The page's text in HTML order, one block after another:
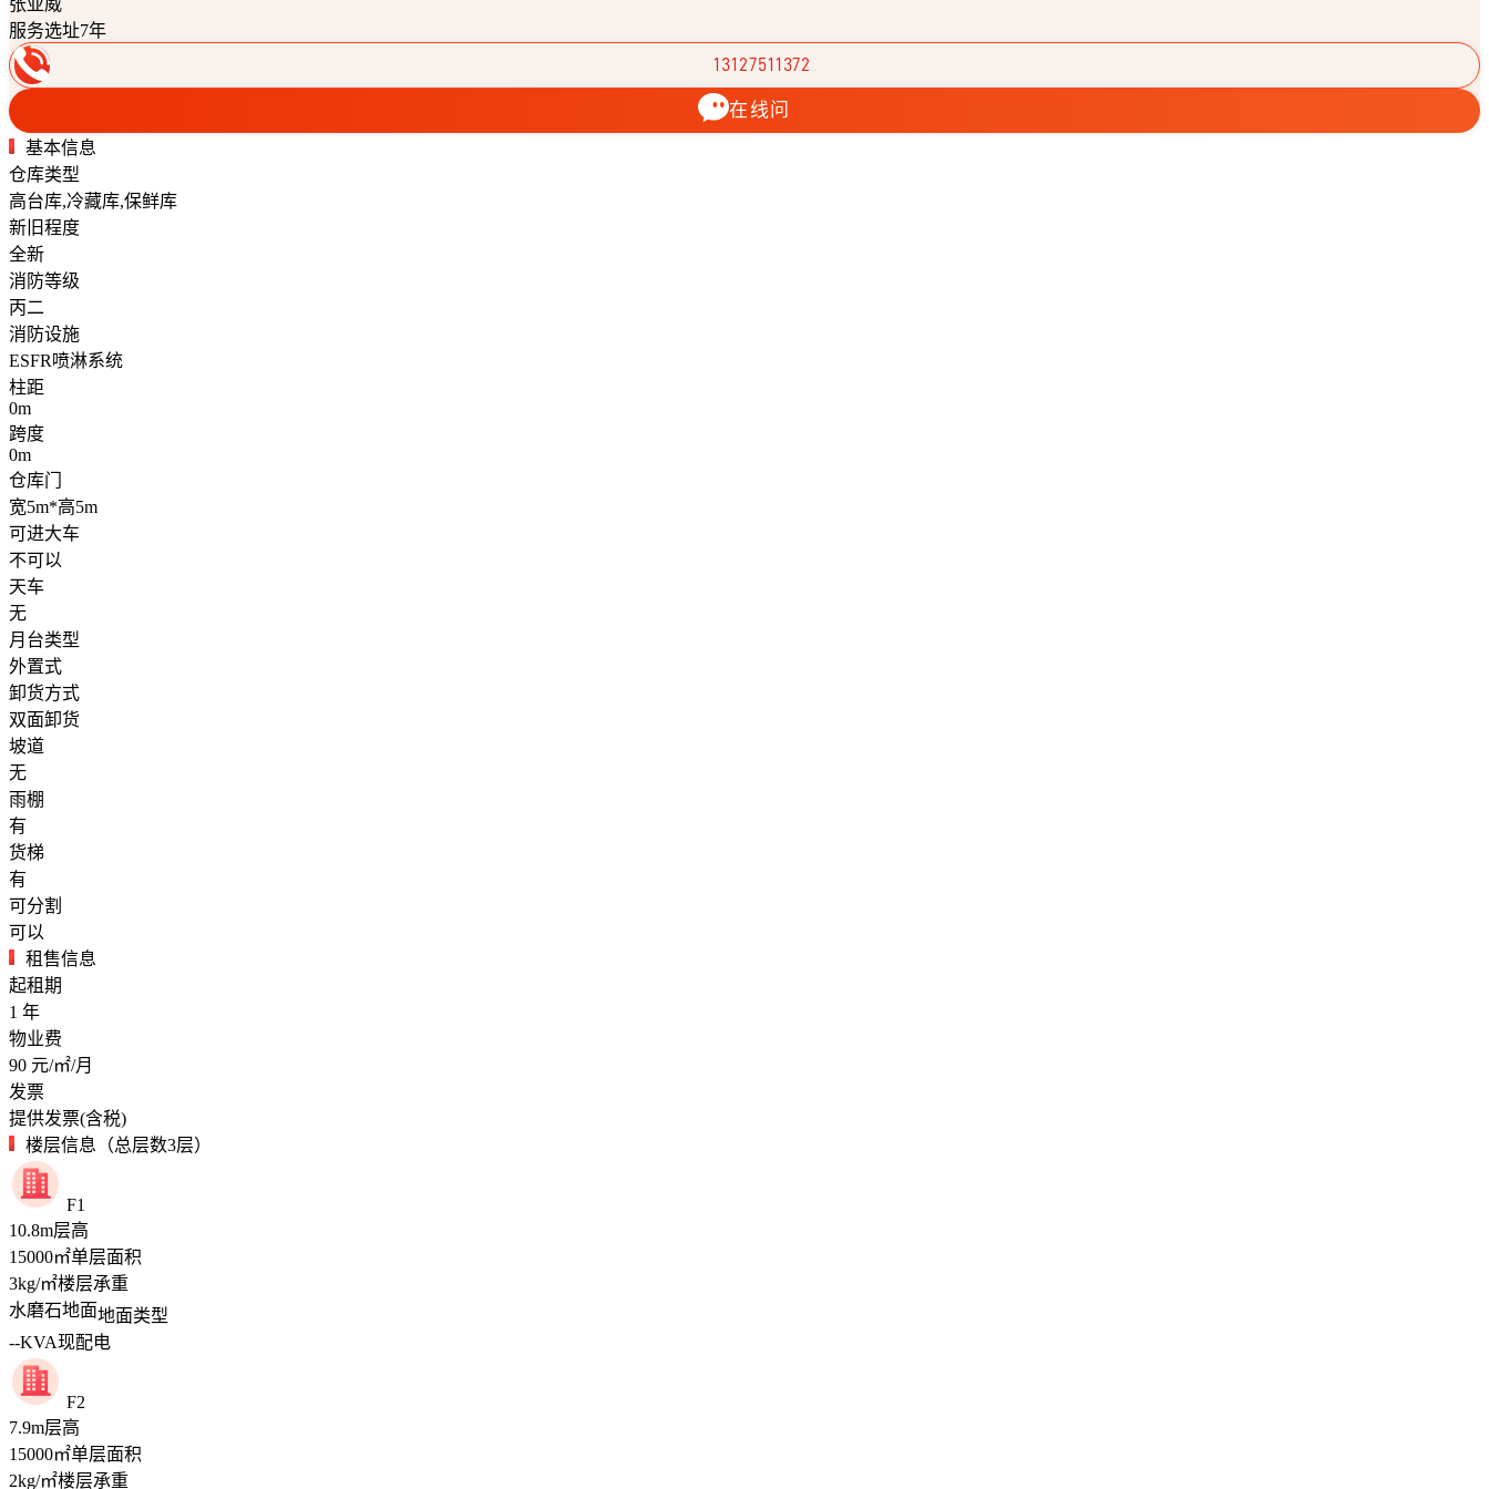
服务选址7年
13127511372
在线问
基本信息
仓库类型
高台库,冷藏库,保鲜库
新旧程度
全新
消防等级
丙二
消防设施
ESFR喷淋系统
柱距
0m
跨度
0m
仓库门
宽5m*高5m
可进大车
不可以
天车
无
月台类型
外置式
卸货方式
双面卸货
坡道
无
雨棚
有
货梯
有
可分割
可以
租售信息
起租期
1 年
物业费
90 元/㎡/月
发票
提供发票(含税)
楼层信息（总层数3层）
F1
10.8m层高
15000㎡单层面积
3kg/㎡楼层承重
水磨石地面地面类型
--KVA现配电
F2
7.9m层高
15000㎡单层面积
2kg/㎡楼层承重